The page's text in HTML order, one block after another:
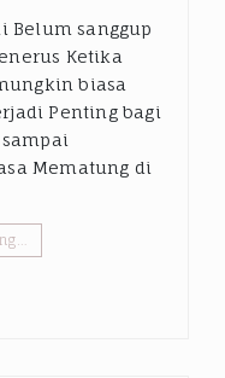
Belum sanggup
Ketika
biasa
Penting bagi
Mematung di